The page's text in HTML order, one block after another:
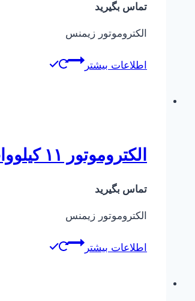
تماس بگیرید
الکتروموتور زیمنس
اطلاعات بیشتر
الکتروموتور ۱۱ کیلووات زیمنس
تماس بگیرید
الکتروموتور زیمنس
اطلاعات بیشتر